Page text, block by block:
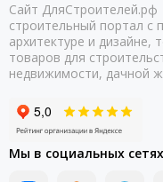
Сайт ДляСтроителей.рф
строительный портал с
архитектуре и дизайне,
товаров для
недвижимости, дачной
Мы в социальных сетях